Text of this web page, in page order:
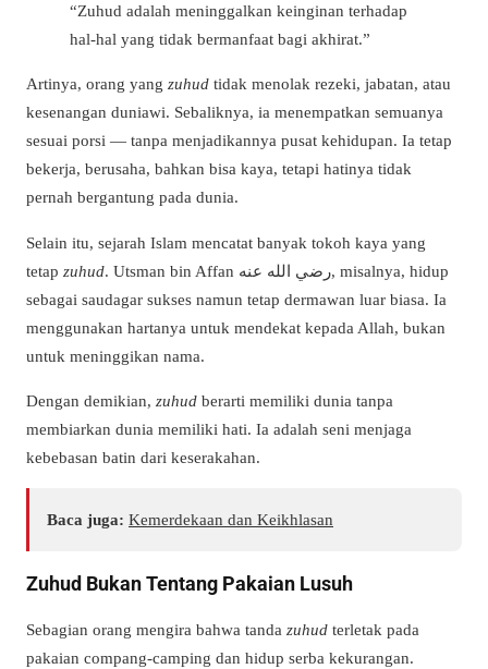
“Zuhud adalah meninggalkan keinginan terhadap
hal-hal yang tidak bermanfaat bagi akhirat.”
Artinya, orang yang zuhud tidak menolak rezeki, jabatan, atau
kesenangan duniawi. Sebaliknya, ia menempatkan semuanya
sesuai porsi — tanpa menjadikannya pusat kehidupan. Ia tetap
bekerja, berusaha, bahkan bisa kaya, tetapi hatinya tidak
pernah bergantung pada dunia.
Selain itu, sejarah Islam mencatat banyak tokoh kaya yang
tetap zuhud. Utsman bin Affan رضي الله عنه, misalnya, hidup
sebagai saudagar sukses namun tetap dermawan luar biasa. Ia
menggunakan hartanya untuk mendekat kepada Allah, bukan
untuk meninggikan nama.
Dengan demikian, zuhud berarti memiliki dunia tanpa
membiarkan dunia memiliki hati. Ia adalah seni menjaga
kebebasan batin dari keserakahan.
Baca juga: Kemerdekaan dan Keikhlasan
Zuhud Bukan Tentang Pakaian Lusuh
Sebagian orang mengira bahwa tanda zuhud terletak pada
pakaian compang-camping dan hidup serba kekurangan.